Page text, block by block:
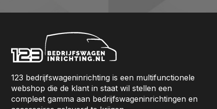
123 bedrijfswageninrichting is een multifunctionele
webshop die de klant in staat wil stellen een
compleet gamma aan bedrijfswageninrichtingen en